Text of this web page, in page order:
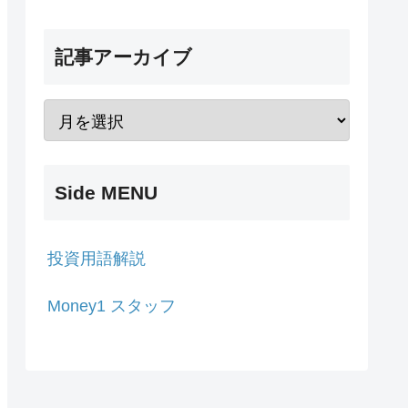
記事アーカイブ
Side MENU
投資用語解説
Money1 スタッフ